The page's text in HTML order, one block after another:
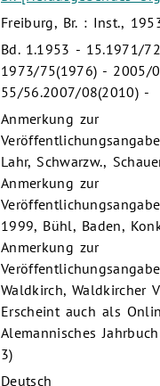
Freiburg, Br. : Inst.,
Bd. 1.1953 - 15.1971/
1973/75(1976) - 2005/
55/56.2007/08(2010) -
Anmerkung zur
Lahr, Schwarzw.,
Anmerkung zur
1999, Bühl, Baden,
Anmerkung zur
Waldkirch, Waldkircher
Erscheint auch als
Alemannisches
3)
Deutsch